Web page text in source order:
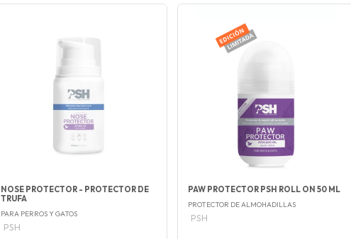
NOSE PROTECTOR - PROTECTOR DE
TRUFA
PARA PERROS Y GATOS
PSH
PAW PROTECTOR PSH ROLL ON 50 ML
PROTECTOR DE ALMOHADILLAS
PSH